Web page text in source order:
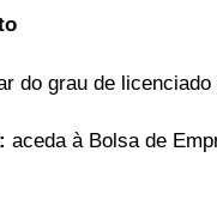
do grau de
aceda à Bolsa de